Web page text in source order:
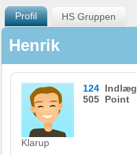
Profil HS Gruppen
Henrik
Klarup
124 Indlæg
505 Point